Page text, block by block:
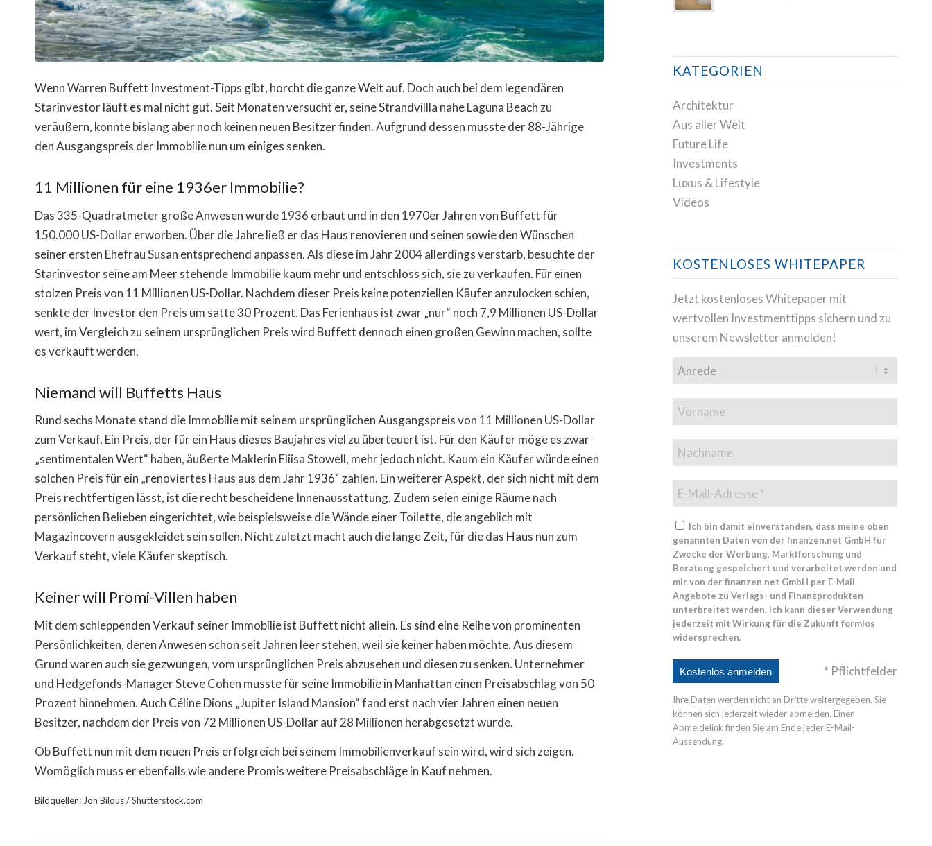
Wenn Warren Buffett Investment-Tipps gibt, horcht die ganze Welt auf. Doch auch bei dem legendären
Starinvestor läuft es mal nicht gut. Seit Monaten versucht er, seine Strandvillla nahe Laguna Beach zu
veräußern, konnte bislang aber noch keinen neuen Besitzer finden. Aufgrund dessen musste der 88-Jährige
den Ausgangspreis der Immobilie nun um einiges senken.
11 Millionen für eine 1936er Immobilie?
Das 335-Quadratmeter große Anwesen wurde 1936 erbaut und in den 1970er Jahren von Buffett für
150.000 US-Dollar erworben. Über die Jahre ließ er das Haus renovieren und seinen sowie den Wünschen
seiner ersten Ehefrau Susan entsprechend anpassen. Als diese im Jahr 2004 allerdings verstarb, besuchte der
Starinvestor seine am Meer stehende Immobilie kaum mehr und entschloss sich, sie zu verkaufen. Für einen
stolzen Preis von 11 Millionen US-Dollar. Nachdem dieser Preis keine potenziellen Käufer anzulocken schien,
senkte der Investor den Preis um satte 30 Prozent. Das Ferienhaus ist zwar „nur“ noch 7,9 Millionen US-Dollar
wert, im Vergleich zu seinem ursprünglichen Preis wird Buffett dennoch einen großen Gewinn machen, sollte
es verkauft werden.
Niemand will Buffetts Haus
Rund sechs Monate stand die Immobilie mit seinem ursprünglichen Ausgangspreis von 11 Millionen US-Dollar
zum Verkauf. Ein Preis, der für ein Haus dieses Baujahres viel zu überteuert ist. Für den Käufer möge es zwar
„sentimentalen Wert“ haben, äußerte Maklerin Eliisa Stowell, mehr jedoch nicht. Kaum ein Käufer würde einen
solchen Preis für ein „renoviertes Haus aus dem Jahr 1936“ zahlen. Ein weiterer Aspekt, der sich nicht mit dem
Preis rechtfertigen lässt, ist die recht bescheidene Innenausstattung. Zudem seien einige Räume nach
persönlichen Belieben eingerichtet, wie beispielsweise die Wände einer Toilette, die angeblich mit
Magazincovern ausgekleidet sein sollen. Nicht zuletzt macht auch die lange Zeit, für die das Haus nun zum
Verkauf steht, viele Käufer skeptisch.
Keiner will Promi-Villen haben
Mit dem schleppenden Verkauf seiner Immobilie ist Buffett nicht allein. Es sind eine Reihe von prominenten
Persönlichkeiten, deren Anwesen schon seit Jahren leer stehen, weil sie keiner haben möchte. Aus diesem
Grund waren auch sie gezwungen, vom ursprünglichen Preis abzusehen und diesen zu senken. Unternehmer
und Hedgefonds-Manager Steve Cohen musste für seine Immobilie in Manhattan einen Preisabschlag von 50
Prozent hinnehmen. Auch Céline Dions „Jupiter Island Mansion“ fand erst nach vier Jahren einen neuen
Besitzer, nachdem der Preis von 72 Millionen US-Dollar auf 28 Millionen herabgesetzt wurde.
Ob Buffett nun mit dem neuen Preis erfolgreich bei seinem Immobilienverkauf sein wird, wird sich zeigen.
Womöglich muss er ebenfalls wie andere Promis weitere Preisabschläge in Kauf nehmen.
Bildquellen: Jon Bilous / Shutterstock.com
KATEGORIEN
Architektur
Aus aller Welt
Future Life
Investments
Luxus & Lifestyle
Videos
KOSTENLOSES WHITEPAPER
Jetzt kostenloses Whitepaper mit
wertvollen Investmenttipps sichern und zu
unserem Newsletter anmelden!
Ich bin damit einverstanden, dass meine oben
genannten Daten von der finanzen.net GmbH für
Zwecke der Werbung, Marktforschung und
Beratung gespeichert und verarbeitet werden und
mir von der finanzen.net GmbH per E-Mail
Angebote zu Verlags- und Finanzprodukten
unterbreitet werden. Ich kann dieser Verwendung
jederzeit mit Wirkung für die Zukunft formlos
widersprechen.
* Pflichtfelder
Ihre Daten werden nicht an Dritte weitergegeben. Sie
können sich jederzeit wieder abmelden. Einen
Abmeldelink finden Sie am Ende jeder E-Mail-
Aussendung.